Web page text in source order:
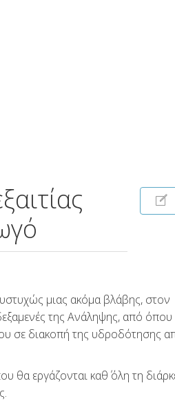
μιας ακόμα βλάβης, στον
της Ανάληψης, από όπου
σε διακοπή της υδροδότησης
θα εργάζονται καθ΄ όλη τη